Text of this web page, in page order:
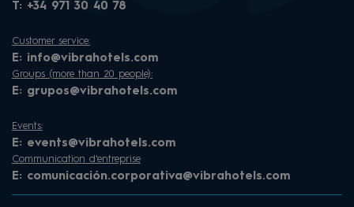
T: +34 971 30 40 78
Customer service:
E: info@vibrahotels.com
Groups (more than 20 people):
E: grupos@vibrahotels.com
Events:
E: events@vibrahotels.com
Communication d'entreprise
E: comunicación.corporativa@vibrahotels.com